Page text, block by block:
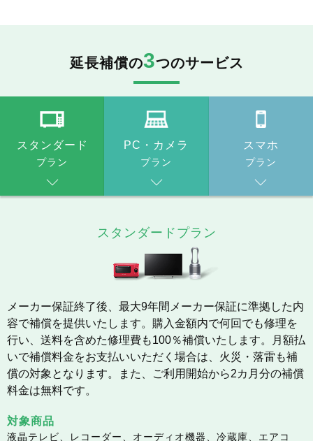
延長補償の3つのサービス
スタンダード
プラン
PC・カメラ
プラン
スマホ
プラン
スタンダードプラン
メーカー保証終了後、最大9年間メーカー保証に準拠した内
容で補償を提供いたします。購入金額内で何回でも修理を
行い、送料を含めた修理費も100％補償いたします。月額払
いで補償料金をお支払いいただく場合は、火災・落雷も補
償の対象となります。また、ご利用開始から2カ月分の補償
料金は無料です。
対象商品
液晶テレビ、レコーダー、オーディオ機器、冷蔵庫、エアコ